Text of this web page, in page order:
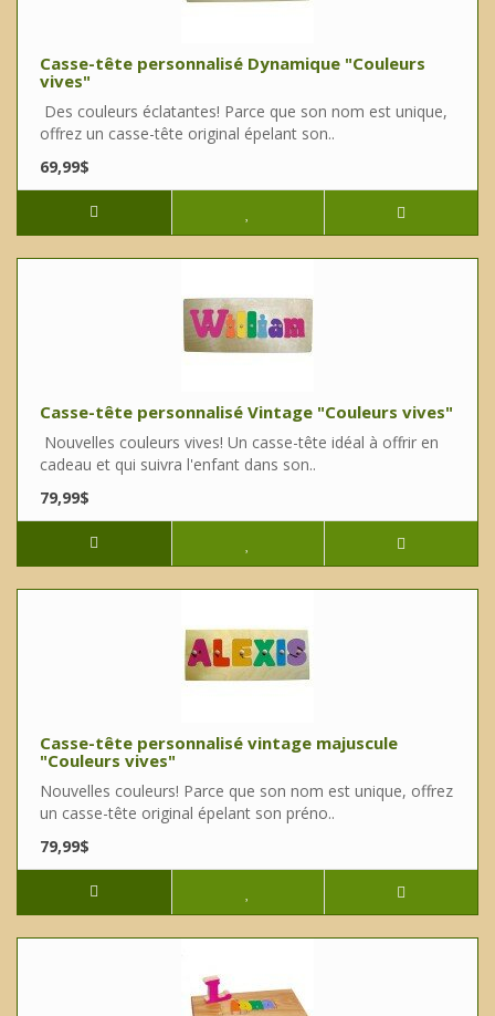
Casse-tête personnalisé Dynamique "Couleurs
vives"
Des couleurs éclatantes! Parce que son nom est unique,
offrez un casse-tête original épelant son..
69,99$
Casse-tête personnalisé Vintage "Couleurs vives"
Nouvelles couleurs vives! Un casse-tête idéal à offrir en
cadeau et qui suivra l'enfant dans son..
79,99$
Casse-tête personnalisé vintage majuscule
"Couleurs vives"
Nouvelles couleurs! Parce que son nom est unique, offrez
un casse-tête original épelant son préno..
79,99$